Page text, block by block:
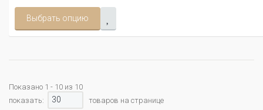
Выбрать опцию
Показано 1 - 10 из 10
показать:
30 товаров на странице